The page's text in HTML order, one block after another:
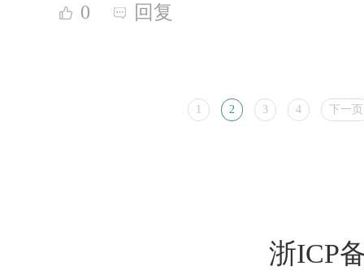
0 回复
1 2 3 4 下一页
浙ICP